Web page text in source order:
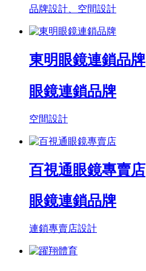
品牌設計、空間設計
東明眼鏡連鎖品牌
眼鏡連鎖品牌
空間設計
百視通眼鏡專賣店
眼鏡連鎖品牌
連鎖專賣店設計